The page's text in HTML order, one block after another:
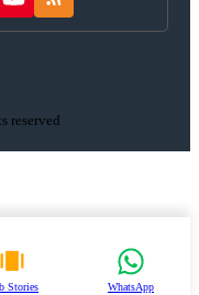
reserved
Stories WhatsApp